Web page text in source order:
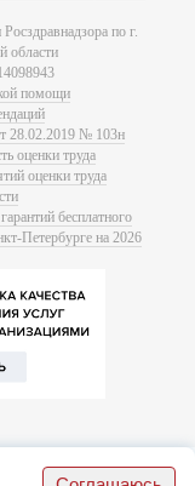
по г.
области
помощи
28.02.2019 № 103н
оценки труда
оценки труда
бесплатного
Петербурге на 2026